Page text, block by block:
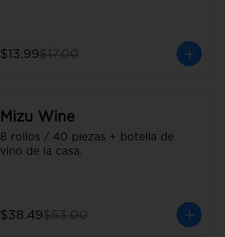
$13.99$17.00
Mizu Wine
8 rollos / 40 piezas + botella de
vino de la casa.
$38.49$53.00